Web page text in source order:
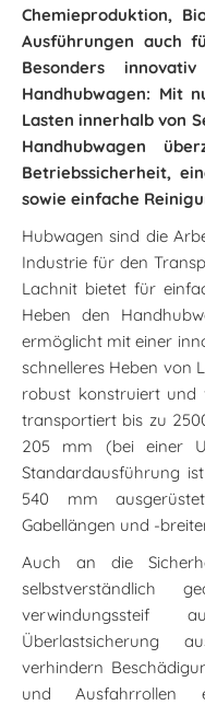
Chemieproduktion,
Ausführungen auch
Besonders
Handhubwagen: Mit
Lasten innerhalb von
Handhubwagen
Betriebssicherheit,
sowie einfache
Hubwagen sind die
Industrie für den
Lachnit bietet für
Heben den
ermöglicht mit einer
schnelleres Heben von
robust konstruiert und
transportiert bis zu
205 mm (bei einer
Standardausführung
540 mm
Gabellängen und -
Auch an die
selbstverständlich
Überlastsicherung
verhindern
und Ausfahrrollen